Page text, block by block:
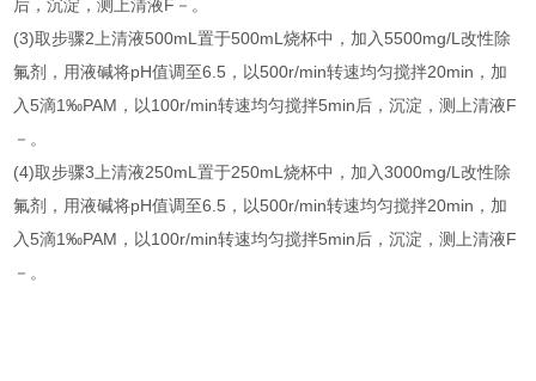
后，沉淀，测上清液F－。
(3)取步骤2上清液500mL置于500mL烧杯中，加入5500mg/L改性除
氟剂，用液碱将pH值调至6.5，以500r/min转速均匀搅拌20min，加
入5滴1‰PAM，以100r/min转速均匀搅拌5min后，沉淀，测上清液F
－。
(4)取步骤3上清液250mL置于250mL烧杯中，加入3000mg/L改性除
氟剂，用液碱将pH值调至6.5，以500r/min转速均匀搅拌20min，加
入5滴1‰PAM，以100r/min转速均匀搅拌5min后，沉淀，测上清液F
－。